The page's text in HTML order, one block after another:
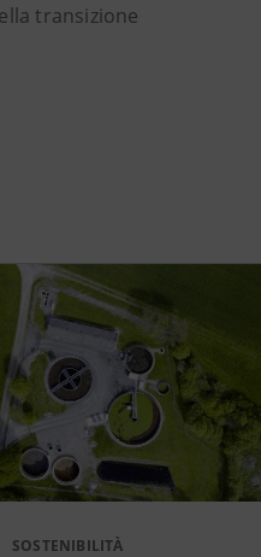
transizione
SOSTENIBILITÀ